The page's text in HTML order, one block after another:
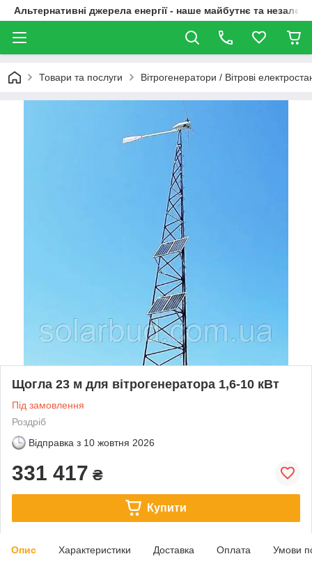
Альтернативні джерела енергії - наше майбутнє та
Товари та послуги Вітрогенератори / Вітрові
Щогла 23 м для вітрогенератора 1,6-10 кВт
Під замовлення
Роздріб
Відправка з 10 жовтня 2026
331 417 ₴
Купити
Опис Характеристики Доставка Оплата Умови